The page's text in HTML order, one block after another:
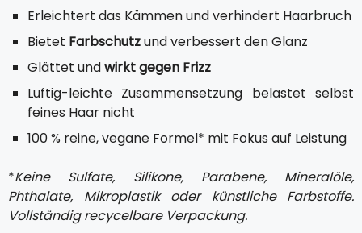
Erleichtert das Kämmen und verhindert Haarbruch
Bietet Farbschutzund verbessert den Glanz
Glättet undwirkt gegen Frizz
Luftig-leichte Zusammensetzung belastet selbst
feines Haar nicht
100 % reine, vegane Formel* mit Fokus auf Leistung
*Keine Sulfate, Silikone, Parabene, Mineralöle,
Phthalate, Mikroplastik oder künstliche Farbstoffe.
Vollständig recycelbare Verpackung.